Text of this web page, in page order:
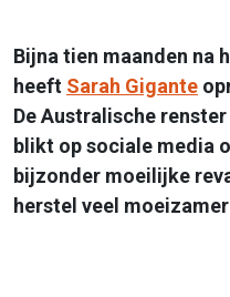
Bijna tien maanden na
heeft Sarah Gigante
De Australische
blikt op sociale media
bijzonder moeilijke
herstel veel